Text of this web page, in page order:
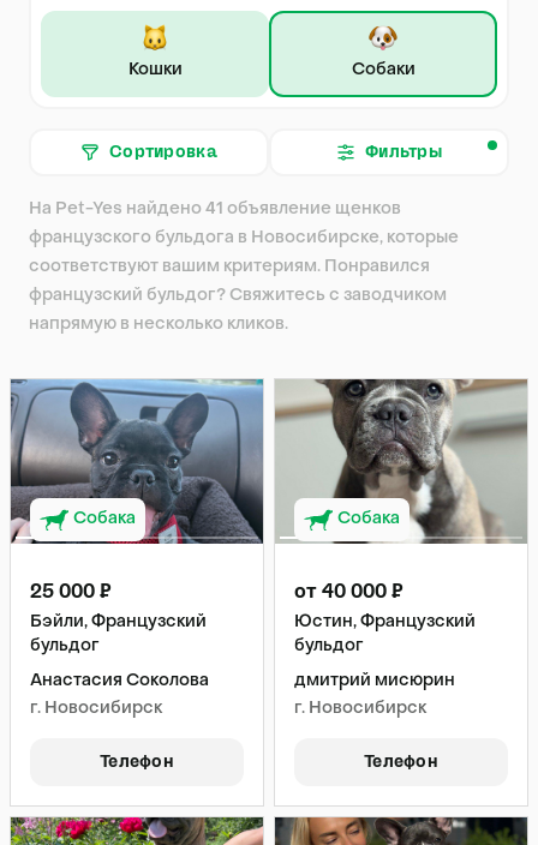
Кошки Собаки
Сортировка Фильтры
На Pet-Yes найдено 41 объявление щенков
французского бульдога в Новосибирске, которые
соответствуют вашим критериям. Понравился
французский бульдог? Свяжитесь с заводчиком
напрямую в несколько кликов.
Собака
25 000 ₽
Бэйли, Французский
бульдог
Анастасия Соколова
г. Новосибирск
Телефон
Собака
от 40 000 ₽
Юстин, Французский
бульдог
дмитрий мисюрин
г. Новосибирск
Телефон